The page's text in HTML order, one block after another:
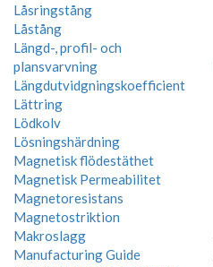
Låsringstång
Låstång
Längd-, profil- och
plansvarvning
Längdutvidgningskoefficient
Lättring
Lödkolv
Lösningshärdning
Magnetisk flödestäthet
Magnetisk Permeabilitet
Magnetoresistans
Magnetostriktion
Makroslagg
Manufacturing Guide